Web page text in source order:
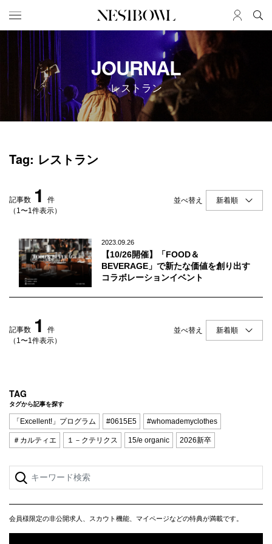
HOME
求人検索
新着求人
ブランド一覧
インタビュー
ニュース＆イベント
データ
SERVICE
初めての方へ
Q&A
企業担当の方へ
ログイン
会員登録
JOURNAL
レストラン
Tag: レストラン
記事数 1
件
（1〜1件表示）
並べ替え
2023.09.26
【10/26開催】「FOOD＆
BEVERAGE」で新たな価値を創り出す
コラボレーションイベント
記事数 1
件
（1〜1件表示）
並べ替え
TAG
タグから記事を探す
「Excellent!」プログラム #0615E5 #whomademyclothes
＃カルティエ １－クテリクス 15/e organic 2026新卒
会員様限定の非公開求人、スカウト機能、マイページなどの特典が満載です。